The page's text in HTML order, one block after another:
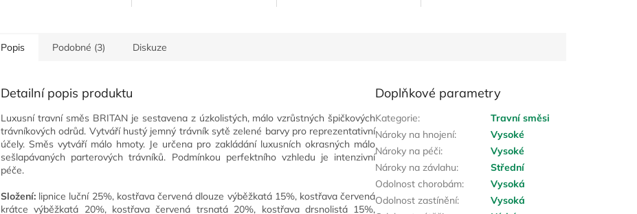
Popis Podobné (3) Diskuze
Detailní popis produktu
Luxusní travní směs BRITAN je sestavena z úzkolistých, málo vzrůstných špičkových
trávníkových odrůd. Vytváří hustý jemný trávník sytě zelené barvy pro reprezentativní
účely. Směs vytváří málo hmoty. Je určena pro zakládání luxusních okrasných málo
sešlapávaných parterových trávníků. Podmínkou perfektního vzhledu je intenzivní
péče.
Složení: lipnice luční25%, kostřava červená dlouze výběžkatá 15%, kostřava červená
krátce výběžkatá 20%, kostřava červená trsnatá 20%, kostřava drsnolistá 15%,
Doplňkové parametry
Kategorie:
Travní směsi
Nároky na hnojení:
Vysoké
Nároky na péči:
Vysoké
Nároky na závlahu:
Střední
Odolnost chorobám:
Vysoká
Odolnost zastínění:
Vysoká